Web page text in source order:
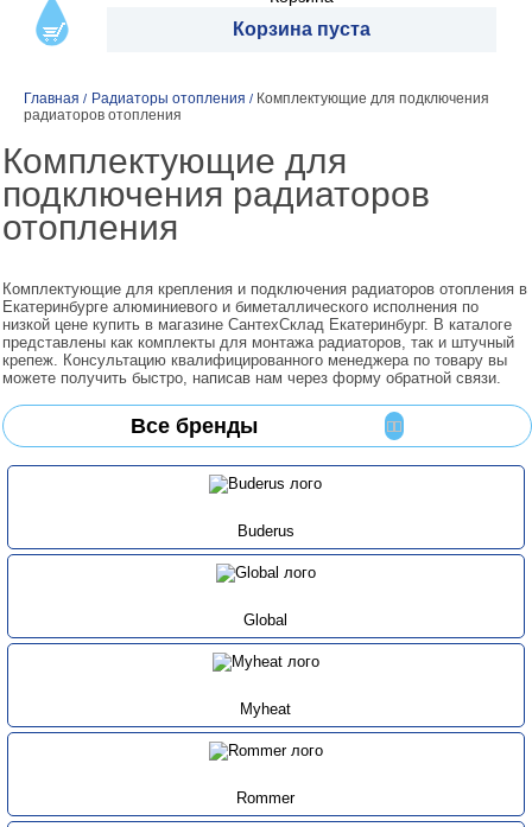
Корзина пуста
Главная / Радиаторы отопления / Комплектующие для подключения
радиаторов отопления
Комплектующие для
подключения радиаторов
отопления
Комплектующие для крепления и подключения радиаторов отопления в
Екатеринбурге алюминиевого и биметаллического исполнения по
низкой цене купить в магазине СантехСклад Екатеринбург. В каталоге
представлены как комплекты для монтажа радиаторов, так и штучный
крепеж. Консультацию квалифицированного менеджера по товару вы
можете получить быстро, написав нам через форму обратной связи.
Все бренды
Buderus
Global
Myheat
Rommer